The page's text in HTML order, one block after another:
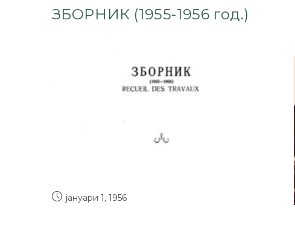
ЗБОРНИК (1955-1956 год.)
јануари 1, 1956